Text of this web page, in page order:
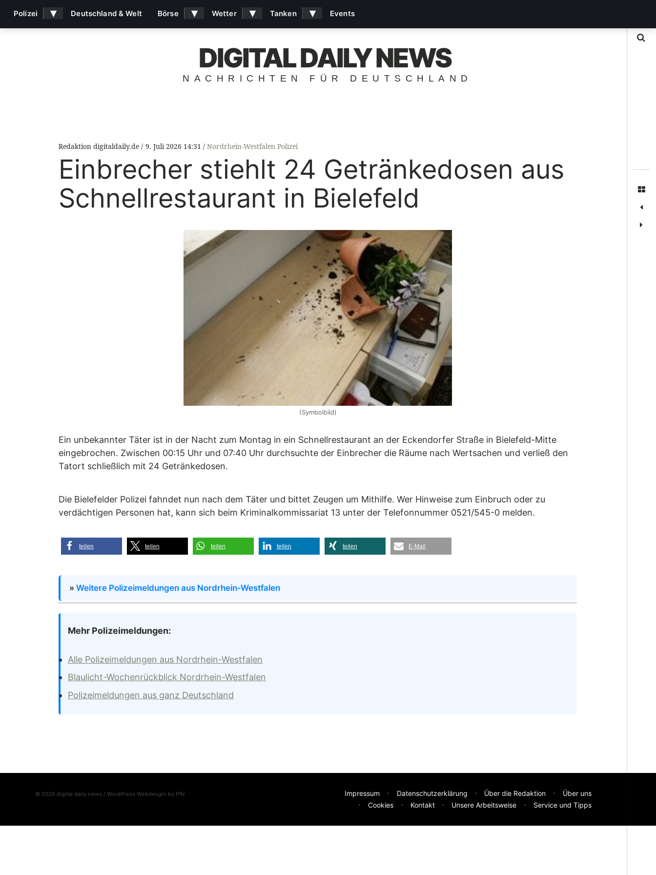
DIGITAL DAILY NEWS
NACHRICHTEN FÜR DEUTSCHLAND
Redaktion digitaldaily.de 9. Juli 2026 14:31 Nordrhein-Westfalen Polizei
Einbrecher stiehlt 24 Getränkedosen aus
Schnellrestaurant in Bielefeld
(Symbolbild)
Ein unbekannter Täter ist in der Nacht zum Montag in ein Schnellrestaurant an der Eckendorfer Straße in Bielefeld-Mitte
eingebrochen. Zwischen 00:15 Uhr und 07:40 Uhr durchsuchte der Einbrecher die Räume nach Wertsachen und verließ den
Tatort schließlich mit 24 Getränkedosen.
Die Bielefelder Polizei fahndet nun nach dem Täter und bittet Zeugen um Mithilfe. Wer Hinweise zum Einbruch oder zu
verdächtigen Personen hat, kann sich beim Kriminalkommissariat 13 unter der Telefonnummer 0521/545-0 melden.
teilen teilen teilen teilen teilen E-Mail
» Weitere Polizeimeldungen aus Nordrhein-Westfalen
Mehr Polizeimeldungen:
Alle Polizeimeldungen aus Nordrhein-Westfalen
Blaulicht-Wochenrückblick Nordrhein-Westfalen
Polizeimeldungen aus ganz Deutschland
© 2026 digital daily news / WordPress Webdesgin by PIN Impressum Datenschutzerklärung Über die Redaktion
Über uns
Cookies
Kontakt Unsere Arbeitsweise Service und Tipps
Polizei ▾ Deutschland & Welt Börse ▾ Wetter ▾ Tanken ▾ Events